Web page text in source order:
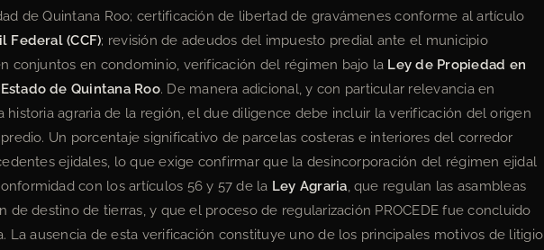
de Quintana Roo; certificación de libertad de gravámenes conforme al artículo
Federal (CCF); revisión de adeudos del impuesto predial ante el municipio
conjuntos en condominio, verificación del régimen bajo la Ley de Propiedad en
de Quintana Roo. De manera adicional, y con particular relevancia en
historia agraria de la región, el due diligence debe incluir la verificación del origen
Un porcentaje significativo de parcelas costeras e interiores del corredor
ejidales, lo que exige confirmar que la desincorporación del régimen ejidal
con los artículos 56 y 57 de la Ley Agraria , que regulan las asambleas
de destino de tierras, y que el proceso de regularización PROCEDE fue concluido
La ausencia de esta verificación constituye uno de los principales motivos de litigio